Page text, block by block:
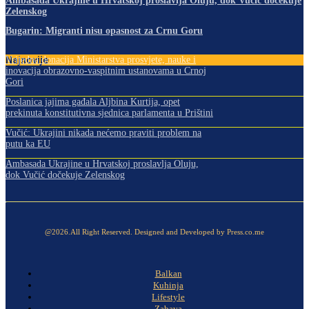
Zelenskog
Bugarin: Migranti nisu opasnost za Crnu Goru
Najnovije
Vrijedna donacija Ministarstva prosvjete, nauke i
inovacija obrazovno-vaspitnim ustanovama u Crnoj
Gori
Poslanica jajima gađala Aljbina Kurtija, opet
prekinuta konstitutivna sjednica parlamenta u Prištini
Vučić: Ukrajini nikada nećemo praviti problem na
putu ka EU
Ambasada Ukrajine u Hrvatskoj proslavlja Oluju,
dok Vučić dočekuje Zelenskog
@2026.All Right Reserved. Designed and Developed by Press.co.me
Balkan
Kuhinja
Lifestyle